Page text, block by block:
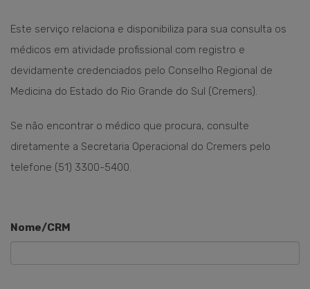
Este serviço relaciona e disponibiliza para sua consulta os
médicos em atividade profissional com registro e
devidamente credenciados pelo Conselho Regional de
Medicina do Estado do Rio Grande do Sul (Cremers).
Se não encontrar o médico que procura, consulte
diretamente a Secretaria Operacional do Cremers pelo
telefone (51) 3300-5400.
Nome/CRM